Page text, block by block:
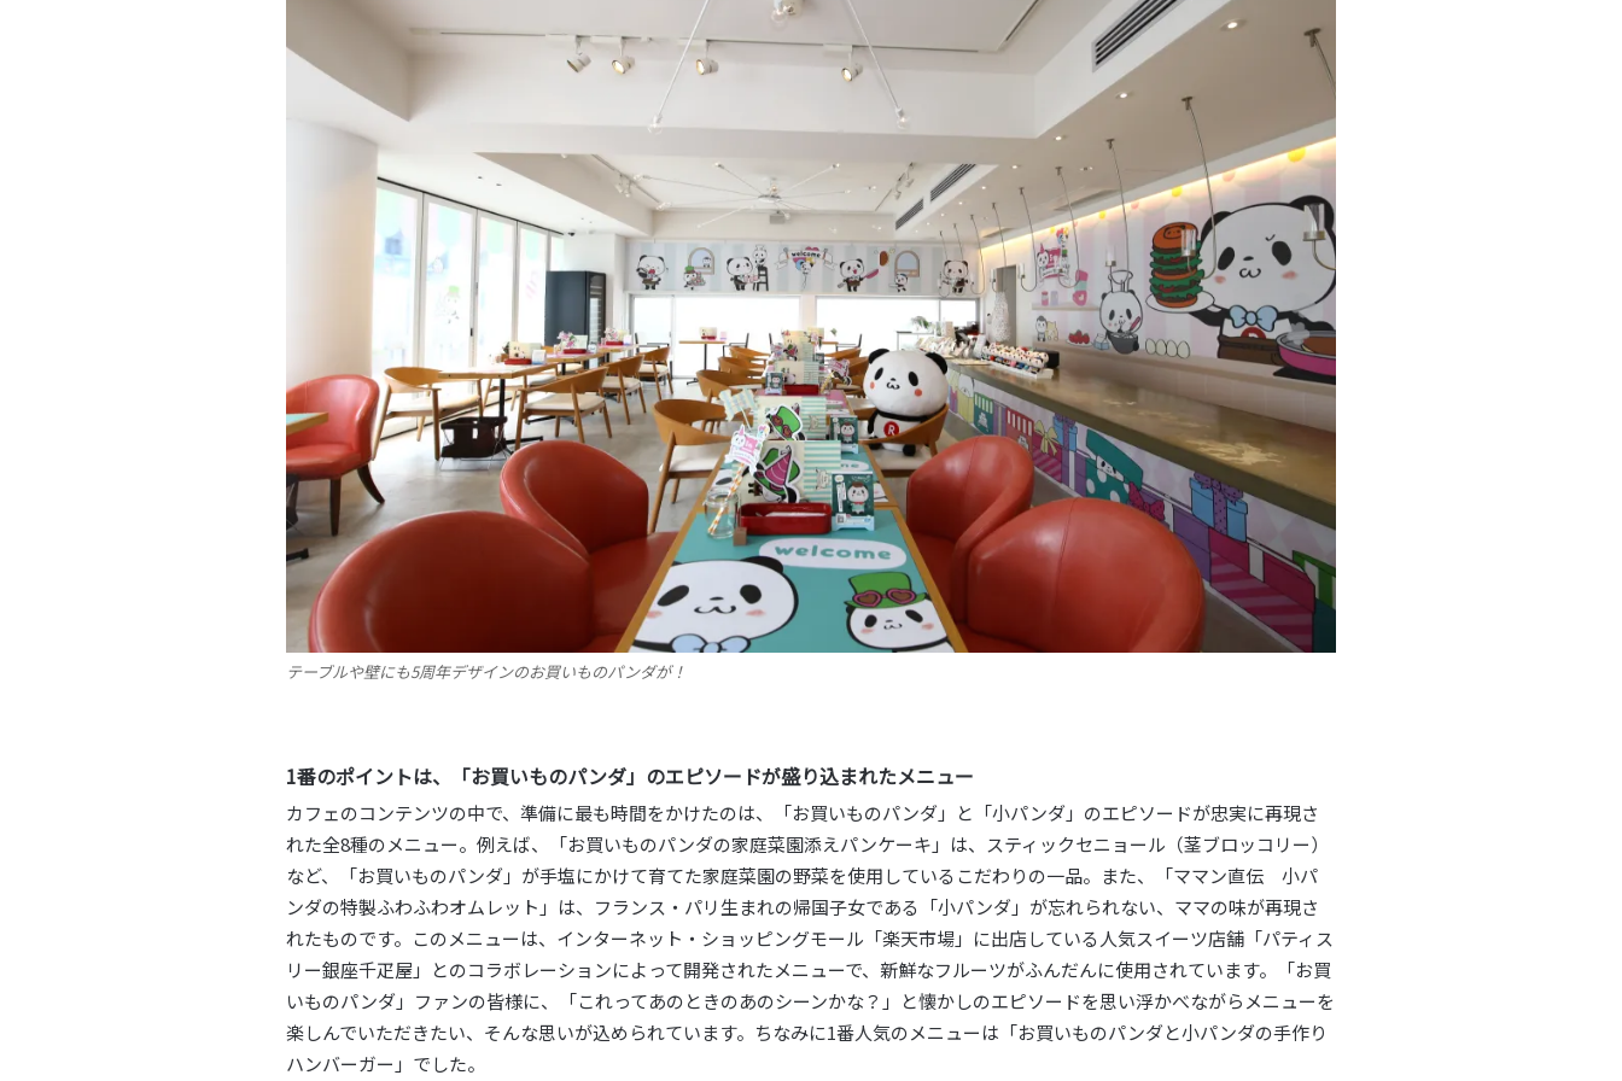
テーブルや壁にも5周年デザインのお買いものパンダが！
1番のポイントは、「お買いものパンダ」のエピソードが盛り込まれたメニュー
カフェのコンテンツの中で、準備に最も時間をかけたのは、「お買いものパンダ」と「小パンダ」のエピソードが忠実に再現さ
れた全8種のメニュー。例えば、「お買いものパンダの家庭菜園添えパンケーキ」は、スティックセニョール（茎ブロッコリー）
など、「お買いものパンダ」が手塩にかけて育てた家庭菜園の野菜を使用しているこだわりの一品。また、「ママン直伝 小パ
ンダの特製ふわふわオムレット」は、フランス・パリ生まれの帰国子女である「小パンダ」が忘れられない、ママの味が再現さ
れたものです。このメニューは、インターネット・ショッピングモール「楽天市場」に出店している人気スイーツ店舗「パティス
リー銀座千疋屋」とのコラボレーションによって開発されたメニューで、新鮮なフルーツがふんだんに使用されています。「お買
いものパンダ」ファンの皆様に、「これってあのときのあのシーンかな？」と懐かしのエピソードを思い浮かべながらメニューを
楽しんでいただきたい、そんな思いが込められています。ちなみに1番人気のメニューは「お買いものパンダと小パンダの手作り
ハンバーガー」でした。